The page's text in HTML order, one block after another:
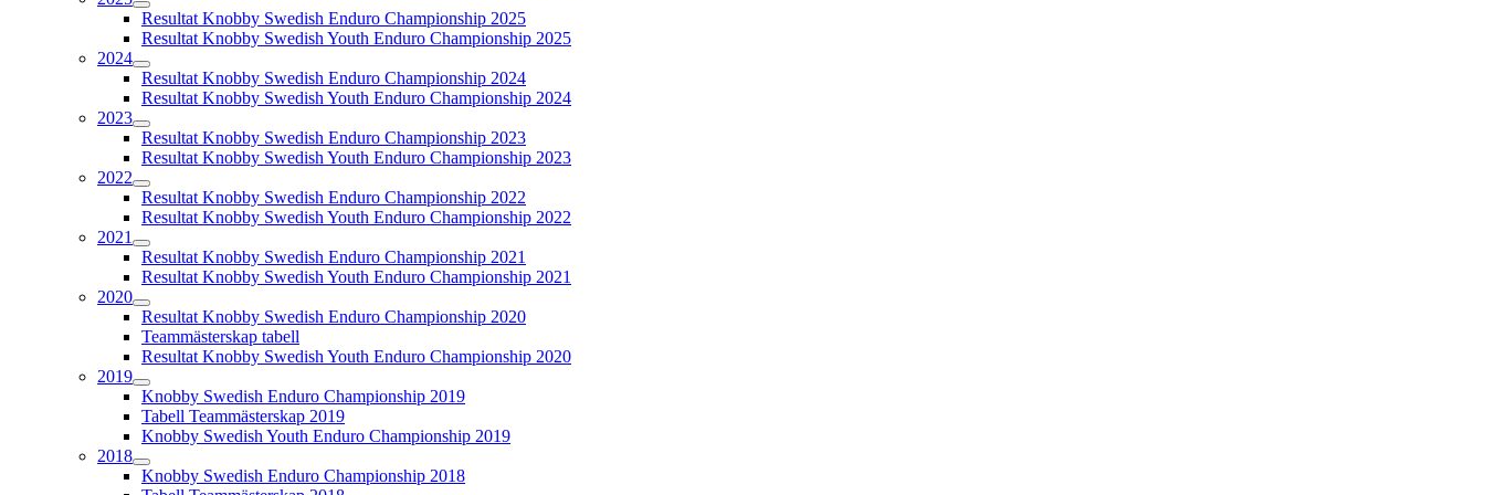
Resultat Knobby Swedish Enduro Championship 2025
Resultat Knobby Swedish Youth Enduro Championship 2025
2024
Resultat Knobby Swedish Enduro Championship 2024
Resultat Knobby Swedish Youth Enduro Championship 2024
2023
Resultat Knobby Swedish Enduro Championship 2023
Resultat Knobby Swedish Youth Enduro Championship 2023
2022
Resultat Knobby Swedish Enduro Championship 2022
Resultat Knobby Swedish Youth Enduro Championship 2022
2021
Resultat Knobby Swedish Enduro Championship 2021
Resultat Knobby Swedish Youth Enduro Championship 2021
2020
Resultat Knobby Swedish Enduro Championship 2020
Teammästerskap tabell
Resultat Knobby Swedish Youth Enduro Championship 2020
2019
Knobby Swedish Enduro Championship 2019
Tabell Teammästerskap 2019
Knobby Swedish Youth Enduro Championship 2019
2018
Knobby Swedish Enduro Championship 2018